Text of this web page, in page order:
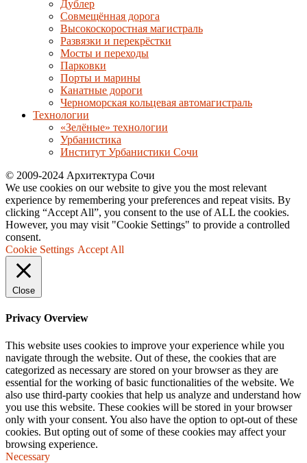
Дублер
Совмещённая дорога
Высокоскоростная магистраль
Развязки и перекрёстки
Мосты и переходы
Парковки
Порты и марины
Канатные дороги
Черноморская кольцевая автомагистраль
Технологии
«Зелёные» технологии
Урбанистика
Институт Урбанистики Сочи
© 2009-2024 Архитектура Сочи
We use cookies on our website to give you the most relevant
experience by remembering your preferences and repeat visits. By
clicking “Accept All”, you consent to the use of ALL the cookies.
However, you may visit "Cookie Settings" to provide a controlled
consent.
Cookie Settings Accept All
Close
Privacy Overview
This website uses cookies to improve your experience while you
navigate through the website. Out of these, the cookies that are
categorized as necessary are stored on your browser as they are
essential for the working of basic functionalities of the website. We
also use third-party cookies that help us analyze and understand how
you use this website. These cookies will be stored in your browser
only with your consent. You also have the option to opt-out of these
cookies. But opting out of some of these cookies may affect your
browsing experience.
Necessary